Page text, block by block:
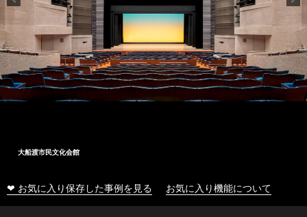
大船渡市民文化会館
❤ お気に入り保存した事例を見る お気に入り機能について